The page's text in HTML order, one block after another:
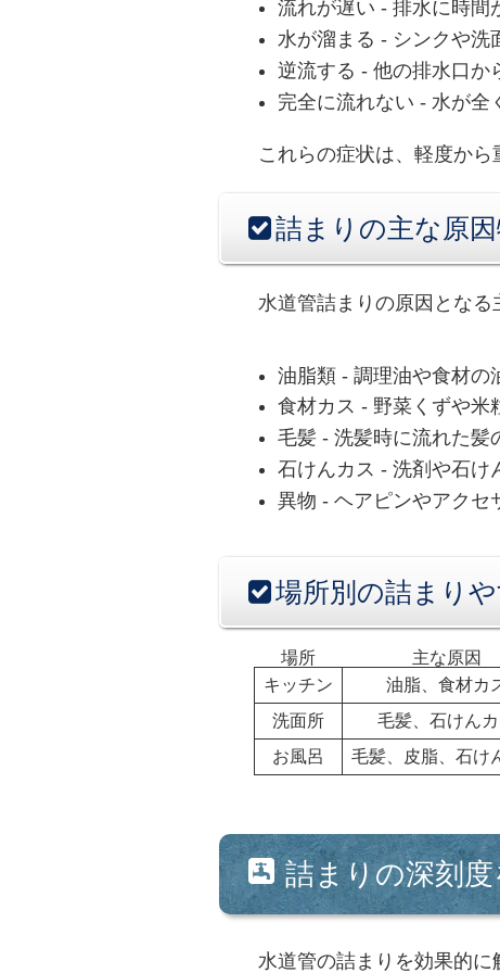
流れが遅い - 排水に時間
水が溜まる - シンクや洗
逆流する - 他の排水口か
完全に流れない - 水が全
これらの症状は、軽度か
詰まりの主な原
水道管詰まりの原因となる
油脂類 - 調理油や食材の
食材カス - 野菜くずや米
毛髪 - 洗髪時に流れた髪
石けんカス - 洗剤や石け
異物 - ヘアピンやアクセ
場所別の詰まり
場所 主な原因
キッチン
油脂、食材カ
洗面所
毛髪、石けん
お風呂
毛髪、皮脂、石け
詰まりの深刻
水道管の詰まりを効果的